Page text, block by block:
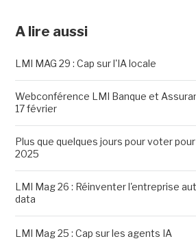
A lire aussi
LMI MAG 29 : Cap sur l'IA locale
Webconférence LMI Banque et
17 février
Plus que quelques jours pour voter
2025
LMI Mag 26 : Réinventer l'entreprise
data
LMI Mag 25 : Cap sur les agents IA